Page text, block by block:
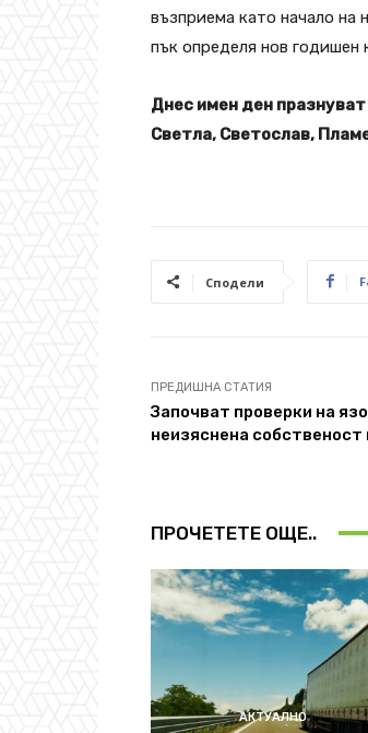
възприема като начало на
пък определя нов годишен
Днес имен ден
Светла, Светослав,
Сподели
ПРЕДИШНА СТАТИЯ
Започват проверки на
неизяснена собственост
ПРОЧЕТЕТЕ ОЩЕ..
АКТУАЛНО